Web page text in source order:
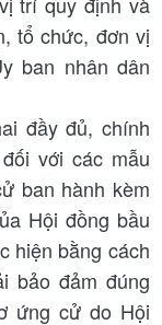
tổ chức, đơn vị
ban nhân dân
đầy đủ, chính
với các mẫu
ban hành kèm
Hội đồng bầu
hiện bằng cách
bảo đảm đúng
ứng cử do Hội